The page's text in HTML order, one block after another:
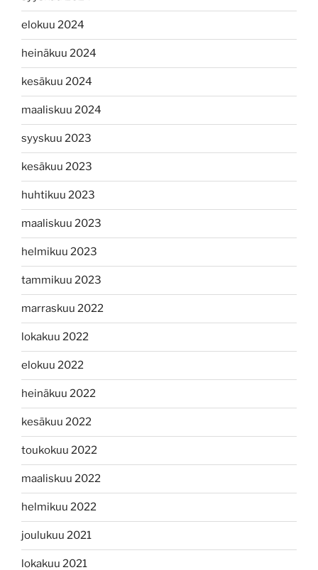
elokuu 2024
heinäkuu 2024
kesäkuu 2024
maaliskuu 2024
syyskuu 2023
kesäkuu 2023
huhtikuu 2023
maaliskuu 2023
helmikuu 2023
tammikuu 2023
marraskuu 2022
lokakuu 2022
elokuu 2022
heinäkuu 2022
kesäkuu 2022
toukokuu 2022
maaliskuu 2022
helmikuu 2022
joulukuu 2021
lokakuu 2021